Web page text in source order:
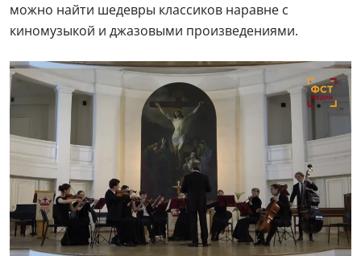
можно найти шедевры классиков наравне с
киномузыкой и джазовыми произведениями.